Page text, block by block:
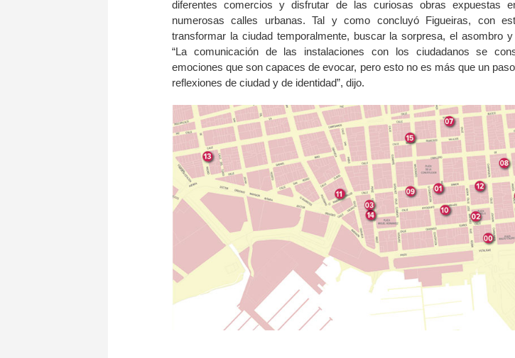
diferentes comercios y disfrutar de las curiosas obras expuestas
numerosas calles urbanas. Tal y como concluyó Figueiras, con
transformar la ciudad temporalmente, buscar la sorpresa, el asombro
“La comunicación de las instalaciones con los ciudadanos se
emociones que son capaces de evocar, pero esto no es más que un
reflexiones de ciudad y de identidad”, dijo.